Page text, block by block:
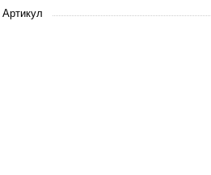
Артикул